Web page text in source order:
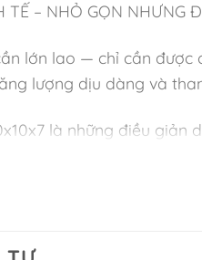
TẾ – NHỎ GỌN NHƯNG
lớn lao — chỉ cần được
lượng dịu dàng và
là những điều giản